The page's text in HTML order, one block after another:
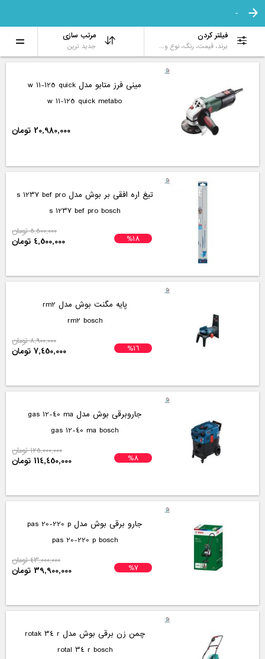
-
فیلتر کردن
برند، قیمت، رنگ، نوع و...
مرتب سازی
جدید ترین
مینی فرز متابو مدل w 11-125 quick
w 11-125 quick metabo
20,980,000 تومان
تیغ اره افقی بر بوش مدل s 1237 bef pro
s 1237 bef pro bosch
%18
5,500,000 تومان
4,500,000 تومان
پایه مگنت بوش مدل rm2
rm2 bosch
%16
8,900,000 تومان
7,450,000 تومان
جاروبرقی بوش مدل gas 12-40 ma
gas 12-40 ma bosch
%8
125,000,000 تومان
114,450,000 تومان
جارو برقی بوش مدل pas 20-220 p
pas 20-220 p bosch
%7
43,000,000 تومان
39,900,000 تومان
چمن زن برقی بوش مدل rotak 34 r
rotal 34 r bosch